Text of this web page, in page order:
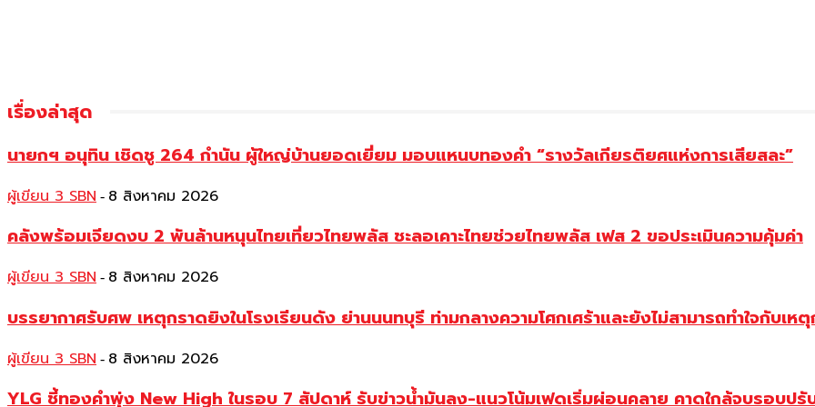
เรื่องล่าสุด
นายกฯ อนุทิน เชิดชู 264 กำนัน ผู้ใหญ่บ้านยอดเยี่ยม มอบแหนบทองคำ “รางวัลเกียรติยศแห่งการเสียสละ”
ผู้เขียน 3 SBN - 8 สิงหาคม 2026
คลังพร้อมเจียดงบ 2 พันล้านหนุนไทยเที่ยวไทยพลัส ชะลอเคาะไทยช่วยไทยพลัส เฟส 2 ขอประเมินความคุ้มค่า
ผู้เขียน 3 SBN - 8 สิงหาคม 2026
บรรยากาศรับศพ เหตุกราดยิงในโรงเรียนดัง ย่านนนทบุรี ท่ามกลางความโศกเศร้าและยังไม่สามารถทำใจกับเห
ผู้เขียน 3 SBN - 8 สิงหาคม 2026
YLG ชี้ทองคำพุ่ง New High ในรอบ 7 สัปดาห์ รับข่าวน้ำมันลง-แนวโน้มเฟดเริ่มผ่อนคลาย คาดใกล้จบรอบปรั